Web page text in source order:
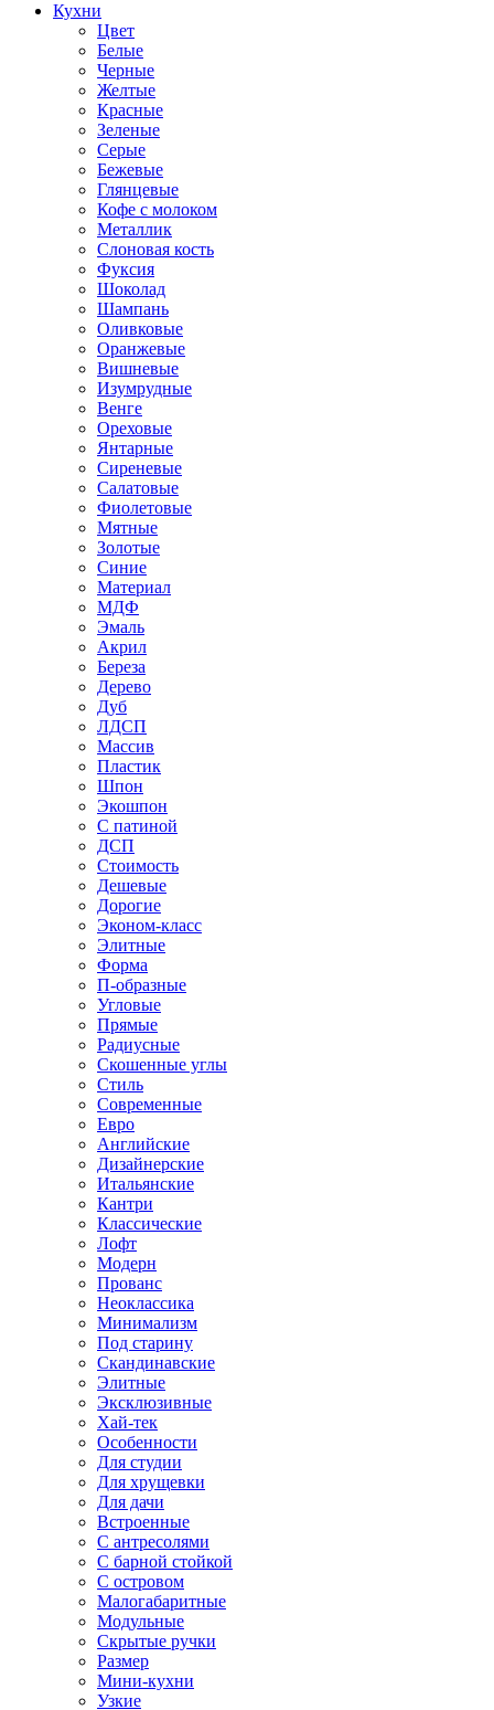
Кухни
Цвет
Белые
Черные
Желтые
Красные
Зеленые
Серые
Бежевые
Глянцевые
Кофе с молоком
Металлик
Слоновая кость
Фуксия
Шоколад
Шампань
Оливковые
Оранжевые
Вишневые
Изумрудные
Венге
Ореховые
Янтарные
Сиреневые
Салатовые
Фиолетовые
Мятные
Золотые
Синие
Материал
МДФ
Эмаль
Акрил
Береза
Дерево
Дуб
ЛДСП
Массив
Пластик
Шпон
Экошпон
С патиной
ДСП
Стоимость
Дешевые
Дорогие
Эконом-класс
Элитные
Форма
П-образные
Угловые
Прямые
Радиусные
Скошенные углы
Стиль
Современные
Евро
Английские
Дизайнерские
Итальянские
Кантри
Классические
Лофт
Модерн
Прованс
Неоклассика
Минимализм
Под старину
Скандинавские
Элитные
Эксклюзивные
Хай-тек
Особенности
Для студии
Для хрущевки
Для дачи
Встроенные
С антресолями
С барной стойкой
С островом
Малогабаритные
Модульные
Скрытые ручки
Размер
Мини-кухни
Узкие